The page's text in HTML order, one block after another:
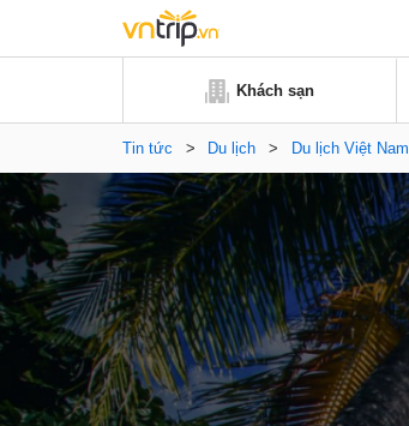
Khách sạn
Tin tức > Du lịch > Du lịch Việt Nam